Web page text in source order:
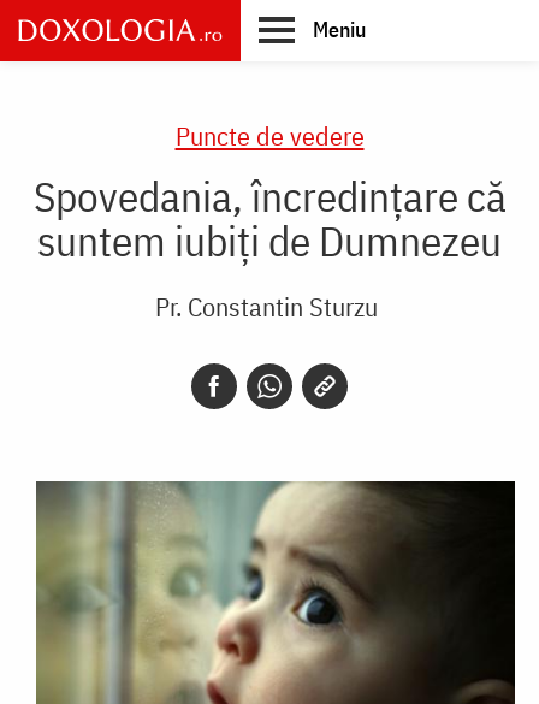
Skip
to
main
Meniu
Puncte de vedere
Spovedania, încredinţare că
suntem iubiţi de Dumnezeu
Pr. Constantin Sturzu